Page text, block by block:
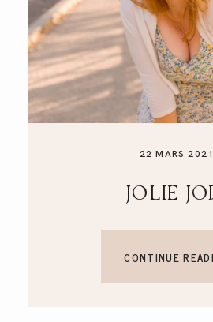
22 MARS 2021
JOLIE
CONTINUE